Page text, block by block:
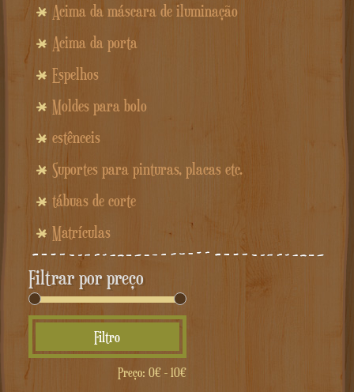
Acima da máscara de iluminação
Acima da porta
Espelhos
Moldes para bolo
estênceis
Suportes para pinturas, placas etc.
tábuas de corte
Matrículas
Filtrar por preço
mínimo
máximo
Filtro
Preço: 0€- 10€